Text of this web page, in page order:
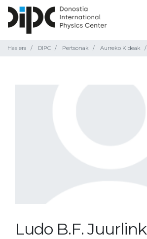
Hasiera DIPC Pertsonak Aurreko Kideak
Ludo B.F. Juurlink